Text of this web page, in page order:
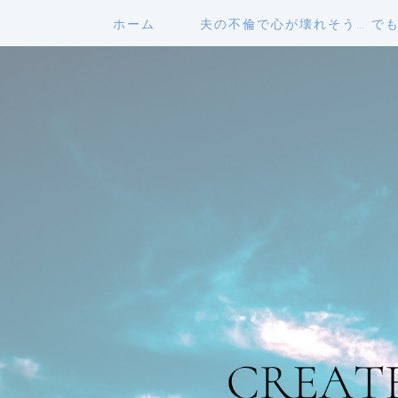
ホーム 夫の不倫で心が壊れそう… で